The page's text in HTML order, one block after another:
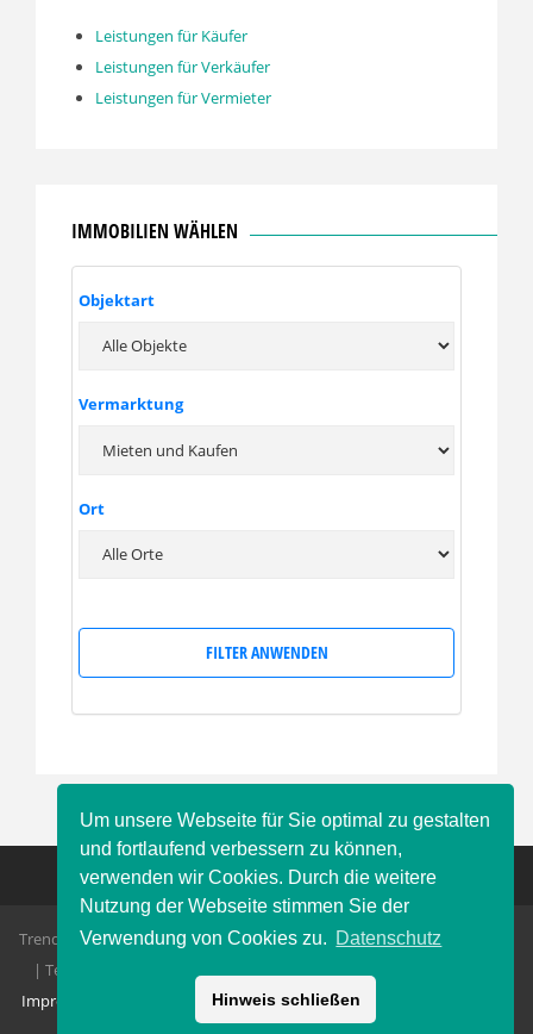
Um unsere Webseite für Sie optimal zu gestalten
und fortlaufend verbessern zu können,
verwenden wir Cookies. Durch die weitere
Nutzung der Webseite stimmen Sie der
Verwendung von Cookies zu. Datenschutz
Hinweis schließen
Leistungen für Käufer
Leistungen für Verkäufer
Leistungen für Vermieter
IMMOBILIEN WÄHLEN
Objektart
Vermarktung
Ort
FILTER ANWENDEN
Trend Immobilien Xenia Burczyk | Poststraße 21 | 14943 Luckenwalde
| Tel. 03371 / 689 23 76 | E-Mail: info@trendimmobilien-burczyk.de
Impressum
|Gestaltung:gb-design.de